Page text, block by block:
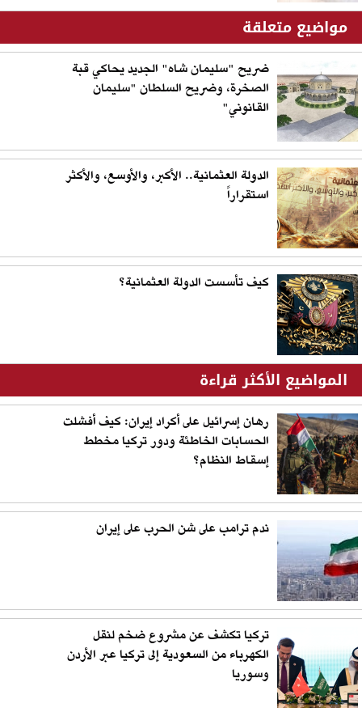
مواضيع متعلقة
ضريح "سليمان شاه" الجديد يحاكي قبة
الصخرة، وضريح السلطان "سليمان
القانوني"
الدولة العثمانية.. الأكبر، والأوسع، والأكثر
استقراراً
كيف تأسست الدولة العثمانية؟
المواضيع الأكثر قراءة
رهان إسرائيل على أكراد إيران: كيف أفشلت
الحسابات الخاطئة ودور تركيا مخطط
إسقاط النظام؟
ندم ترامب على شن الحرب على إيران
تركيا تكشف عن مشروع ضخم لنقل
الكهرباء من السعودية إلى تركيا عبر الأردن
وسوريا